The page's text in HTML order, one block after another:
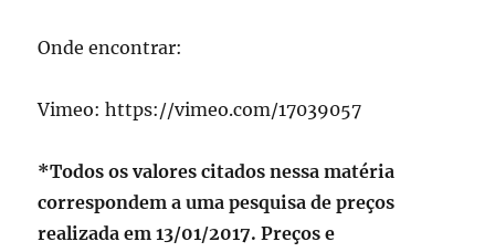
Onde encontrar:
Vimeo: https://vimeo.com/17039057
*Todos os valores citados nessa matéria
correspondem a uma pesquisa de preços
realizada em 13/01/2017. Preços e